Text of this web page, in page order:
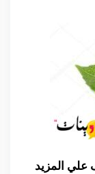
علي المزيد